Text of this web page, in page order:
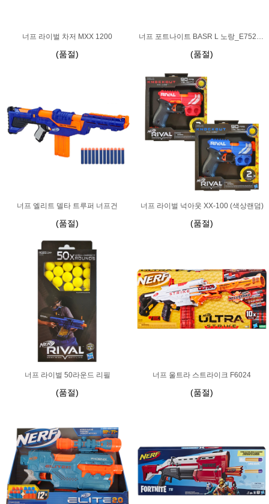
너프 라이벌 차저 MXX 1200
(품절)
너프 포트나이트 BASR L 노랑_E7522 스나이퍼총
(품절)
너프 엘리트 델타 트루퍼 너프건
(품절)
너프 라이벌 넉아웃 XX-100 (색상랜덤)
(품절)
너프 라이벌 50라운드 리필
(품절)
너프 울트라 스트라이크 F6024
(품절)